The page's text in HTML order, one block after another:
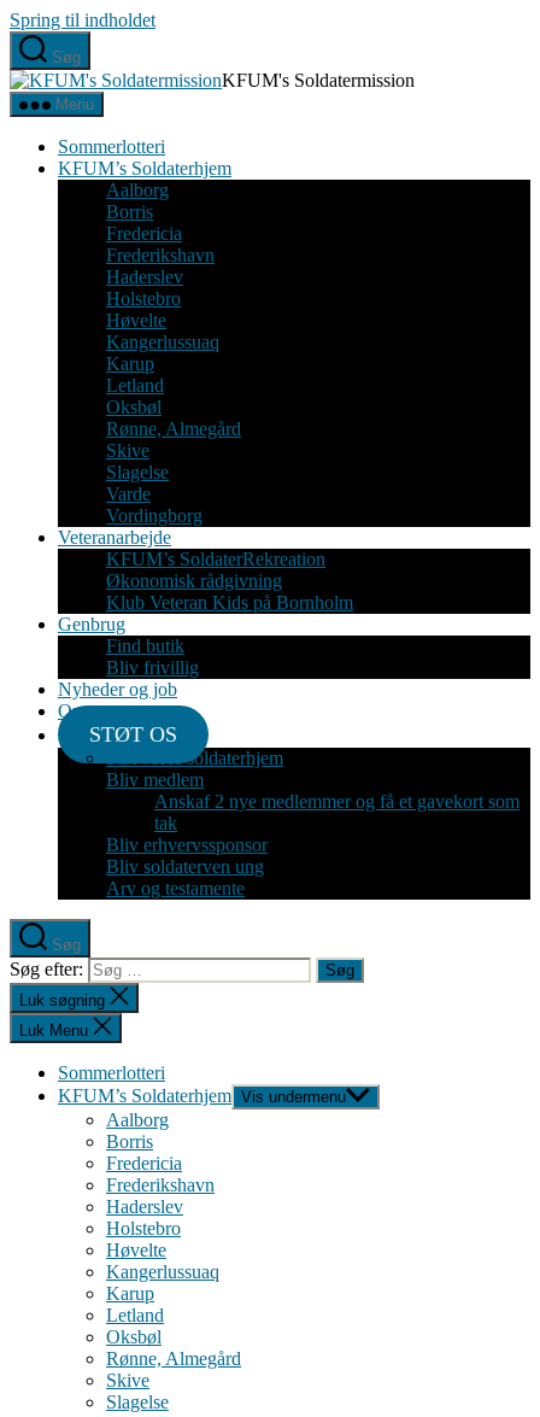
Spring til indholdet
Søg
KFUM's Soldatermission
Menu
Sommerlotteri
KFUM’s Soldaterhjem
Aalborg
Borris
Fredericia
Frederikshavn
Haderslev
Holstebro
Høvelte
Kangerlussuaq
Karup
Letland
Oksbøl
Rønne, Almegård
Skive
Slagelse
Varde
Vordingborg
Veteranarbejde
KFUM’s SoldaterRekreation
Økonomisk rådgivning
Klub Veteran Kids på Bornholm
Genbrug
Find butik
Bliv frivillig
Nyheder og job
Om
STØT OS
Støt vores soldaterhjem
Bliv medlem
Anskaf 2 nye medlemmer og få et gavekort som
tak
Bliv erhvervssponsor
Bliv soldaterven ung
Arv og testamente
Søg
Søg efter:
Luk søgning
Luk Menu
Sommerlotteri
KFUM’s Soldaterhjem Vis undermenu
Aalborg
Borris
Fredericia
Frederikshavn
Haderslev
Holstebro
Høvelte
Kangerlussuaq
Karup
Letland
Oksbøl
Rønne, Almegård
Skive
Slagelse